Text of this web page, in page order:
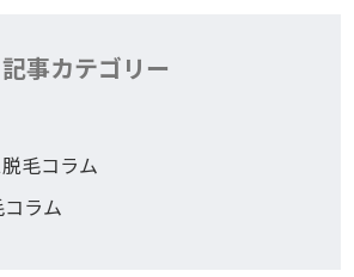
記事カテゴリー
毛コラム
ラム